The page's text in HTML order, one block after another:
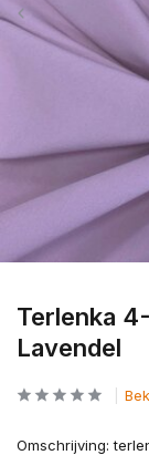
Terlenka
Lavendel
Omschrijving: